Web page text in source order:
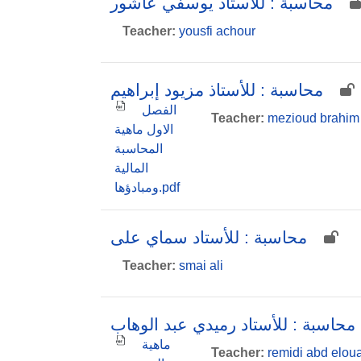
Teacher: yousfi achour
محاسبة : للأستاذ مزيود إبراهيم
الفصل
الاول ماهية
المحاسبة
المالية
ومبادؤها.pdf
Teacher: mezioud brahim
محاسبة : للأستاد سماي على
Teacher: smai ali
محاسبة : للأستاد رميدي عبد الوهاب
ماهية
Teacher: remidi abd